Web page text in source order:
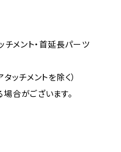
チメント・首延長パーツ
ッチメントを除く）
合がございます。